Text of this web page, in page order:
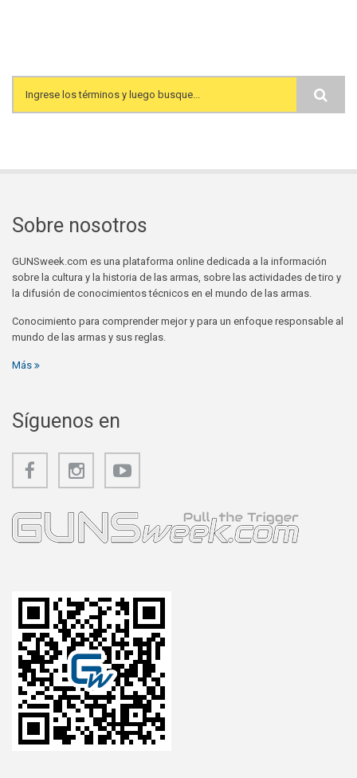
Search form
Sobre nosotros
GUNSweek.com es una plataforma online dedicada a la información
sobre la cultura y la historia de las armas, sobre las actividades de tiro y
la difusión de conocimientos técnicos en el mundo de las armas.
Conocimiento para comprender mejor y para un enfoque responsable al
mundo de las armas y sus reglas.
Más
Síguenos en